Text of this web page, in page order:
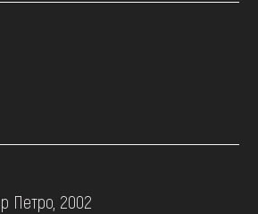
Петро, 2002